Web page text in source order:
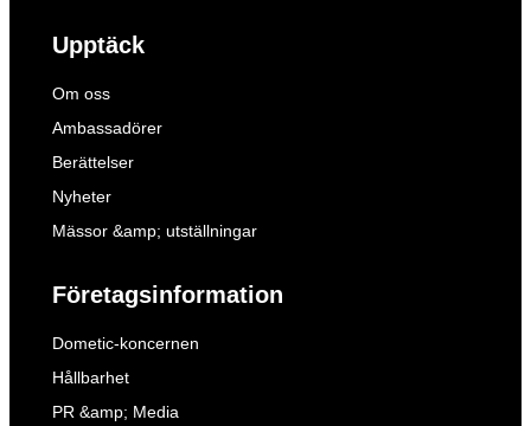
Upptäck
Om oss
Ambassadörer
Berättelser
Nyheter
Mässor &amp; utställningar
Företagsinformation
Dometic-koncernen
Hållbarhet
PR &amp; Media